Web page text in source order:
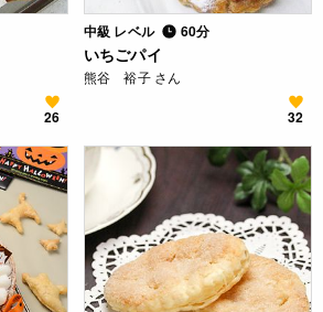
26
中級 レベル 60分
いちごパイ
熊谷 裕子 さん
32